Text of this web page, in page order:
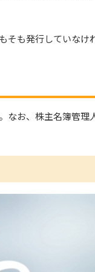
そも発行していなけ
なお、株主名簿管理